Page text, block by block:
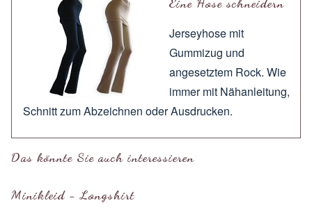
Jerseyhose mit
Gummizug und
angesetztem Rock. Wie
immer mit Nähanleitung,
Schnitt zumAbzeichnen oderAusdrucken.
Das könnte Sie auch interessieren
Minikleid - Longshirt